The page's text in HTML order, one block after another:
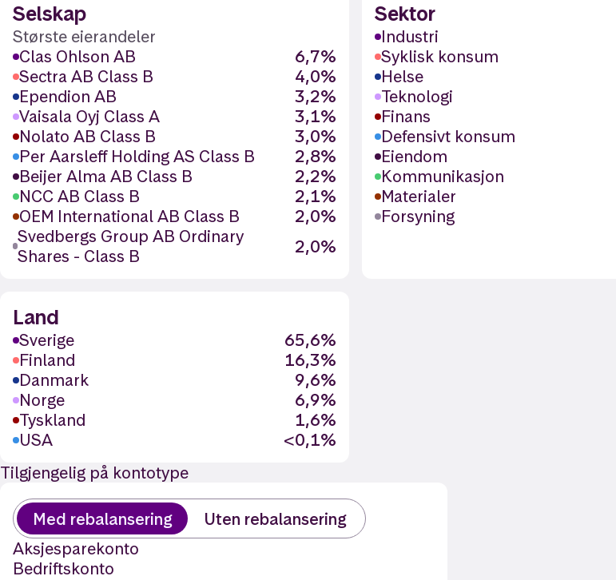
Selskap
Største eierandeler
Clas Ohlson AB
6,7%
Sectra AB Class B
4,0%
Ependion AB
3,2%
Vaisala Oyj Class A
3,1%
Nolato AB Class B
3,0%
Per Aarsleff Holding AS Class B
2,8%
Beijer Alma AB Class B
2,2%
NCC AB Class B
2,1%
OEM International AB Class B
2,0%
Svedbergs Group AB Ordinary
Shares - Class B
2,0%
Sektor
Industri
Syklisk konsum
Helse
Teknologi
Finans
Defensivt konsum
Eiendom
Kommunikasjon
Materialer
Forsyning
Land
Sverige
65,6%
Finland
16,3%
Danmark
9,6%
Norge
6,9%
Tyskland
1,6%
USA
<0,1%
Tilgjengelig på kontotype
Med rebalansering
Uten rebalansering
Aksjesparekonto
Bedriftskonto